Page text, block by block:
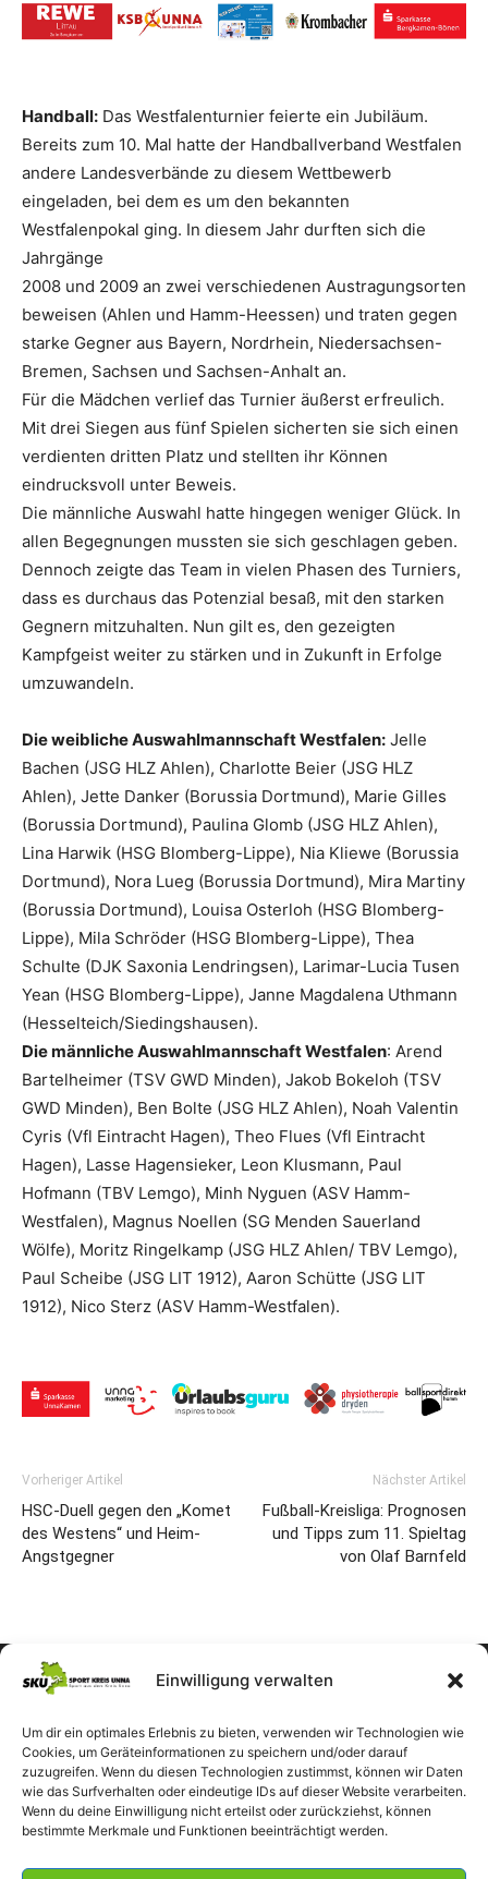
Einwilligung verwalten
Um dir ein optimales Erlebnis zu bieten, verwenden wir Technologien wie
Cookies, um Geräteinformationen zu speichern und/oder darauf
zuzugreifen. Wenn du diesen Technologien zustimmst, können wir Daten
wie das Surfverhalten oder eindeutige IDs auf dieser Website verarbeiten.
Wenn du deine Einwilligung nicht erteilst oder zurückziehst, können
bestimmte Merkmale und Funktionen beeinträchtigt werden.
Handball: Das Westfalenturnier feierte ein Jubiläum.
Bereits zum 10. Mal hatte der Handballverband Westfalen
andere Landesverbände zu diesem Wettbewerb
eingeladen, bei dem es um den bekannten
Westfalenpokal ging. In diesem Jahr durften sich die
Jahrgänge
2008 und 2009 an zwei verschiedenen Austragungsorten
beweisen (Ahlen und Hamm-Heessen) und traten gegen
starke Gegner aus Bayern, Nordrhein, Niedersachsen-
Bremen, Sachsen und Sachsen-Anhalt an.
Für die Mädchen verlief das Turnier äußerst erfreulich.
Mit drei Siegen aus fünf Spielen sicherten sie sich einen
verdienten dritten Platz und stellten ihr Können
eindrucksvoll unter Beweis.
Die männliche Auswahl hatte hingegen weniger Glück. In
allen Begegnungen mussten sie sich geschlagen geben.
Dennoch zeigte das Team in vielen Phasen des Turniers,
dass es durchaus das Potenzial besaß, mit den starken
Gegnern mitzuhalten. Nun gilt es, den gezeigten
Kampfgeist weiter zu stärken und in Zukunft in Erfolge
umzuwandeln.
Die weibliche Auswahlmannschaft Westfalen: Jelle
Bachen (JSG HLZ Ahlen), Charlotte Beier (JSG HLZ
Ahlen), Jette Danker (Borussia Dortmund), Marie Gilles
(Borussia Dortmund), Paulina Glomb (JSG HLZ Ahlen),
Lina Harwik (HSG Blomberg-Lippe), Nia Kliewe (Borussia
Dortmund), Nora Lueg (Borussia Dortmund), Mira Martiny
(Borussia Dortmund), Louisa Osterloh (HSG Blomberg-
Lippe), Mila Schröder (HSG Blomberg-Lippe), Thea
Schulte (DJK Saxonia Lendringsen), Larimar-Lucia Tusen
Yean (HSG Blomberg-Lippe), Janne Magdalena Uthmann
(Hesselteich/Siedingshausen).
Die männliche Auswahlmannschaft Westfalen: Arend
Bartelheimer (TSV GWD Minden), Jakob Bokeloh (TSV
GWD Minden), Ben Bolte (JSG HLZ Ahlen), Noah Valentin
Cyris (Vfl Eintracht Hagen), Theo Flues (Vfl Eintracht
Hagen), Lasse Hagensieker, Leon Klusmann, Paul
Hofmann (TBV Lemgo), Minh Nyguen (ASV Hamm-
Westfalen), Magnus Noellen (SG Menden Sauerland
Wölfe), Moritz Ringelkamp (JSG HLZ Ahlen/ TBV Lemgo),
Paul Scheibe (JSG LIT 1912), Aaron Schütte (JSG LIT
1912), Nico Sterz (ASV Hamm-Westfalen).
Vorheriger Artikel
HSC-Duell gegen den „Komet
des Westens“ und Heim-
Angstgegner
Nächster Artikel
Fußball-Kreisliga: Prognosen
und Tipps zum 11. Spieltag
von Olaf Barnfeld